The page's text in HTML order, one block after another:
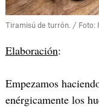
Tiramisú de turrón. / Foto:
Elaboración:
Empezamos
enérgicamente los